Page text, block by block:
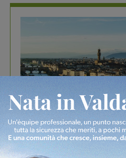
In vetrina 6 Agosto 2026
Gita di famiglia a Firenze:
divertire i tuoi figli